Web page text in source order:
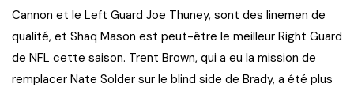
Cannon et le Left Guard Joe Thuney, sont des linemen de
qualité, et Shaq Mason est peut-être le meilleur Right Guard
de NFL cette saison. Trent Brown, qui a eu la mission de
remplacer Nate Solder sur le blind side de Brady, a été plus